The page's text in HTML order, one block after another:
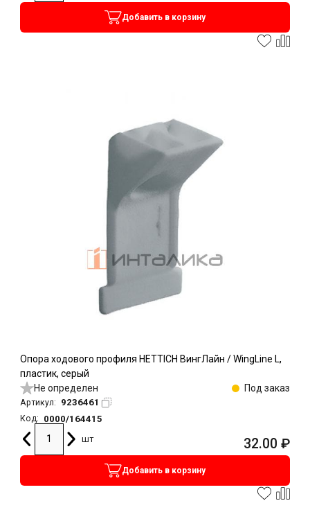
Добавить в корзину
Опора ходового профиля HETTICH ВингЛайн / WingLine L,
пластик, серый
Не определен
Под заказ
Артикул: 9236461
Код:
0000/164415
шт
32.00 ₽
Добавить в корзину